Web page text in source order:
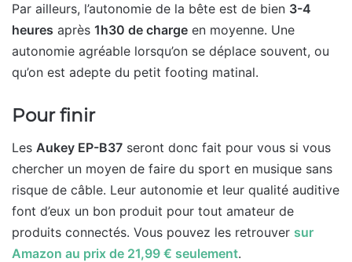
Par ailleurs, l’autonomie de la bête est de bien 3-4
heures après 1h30 de charge en moyenne. Une
autonomie agréable lorsqu’on se déplace souvent, ou
qu’on est adepte du petit footing matinal.
Pour finir
Les Aukey EP-B37 seront donc fait pour vous si vous
chercher un moyen de faire du sport en musique sans
risque de câble. Leur autonomie et leur qualité auditive
font d’eux un bon produit pour tout amateur de
produits connectés. Vous pouvez les retrouver sur
Amazon au prix de 21,99 € seulement.